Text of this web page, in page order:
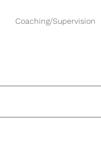
Coaching/Supervision